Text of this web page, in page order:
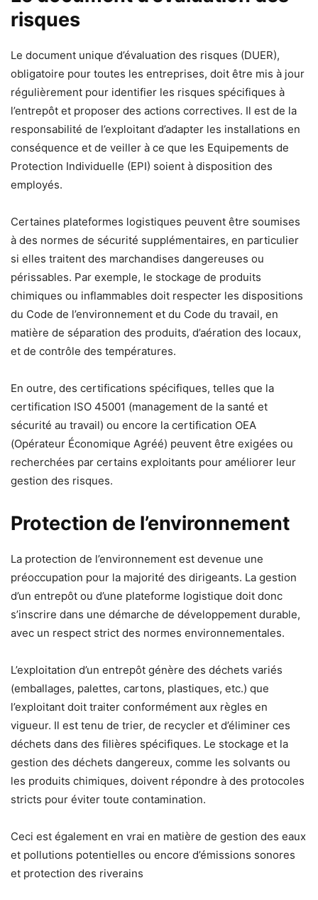
risques
Le document unique d’évaluation des risques (DUER),
obligatoire pour toutes les entreprises, doit être mis à jour
régulièrement pour identifier les risques spécifiques à
l’entrepôt et proposer des actions correctives. Il est de la
responsabilité de l’exploitant d’adapter les installations en
conséquence et de veiller à ce que les Equipements de
Protection Individuelle (EPI) soient à disposition des
employés.
Certaines plateformes logistiques peuvent être soumises
à des normes de sécurité supplémentaires, en particulier
si elles traitent des marchandises dangereuses ou
périssables. Par exemple, le stockage de produits
chimiques ou inflammables doit respecter les dispositions
du Code de l’environnement et du Code du travail, en
matière de séparation des produits, d’aération des locaux,
et de contrôle des températures.
En outre, des certifications spécifiques, telles que la
certification ISO 45001 (management de la santé et
sécurité au travail) ou encore la certification OEA
(Opérateur Économique Agréé) peuvent être exigées ou
recherchées par certains exploitants pour améliorer leur
gestion des risques.
Protection de l’environnement
La protection de l’environnement est devenue une
préoccupation pour la majorité des dirigeants. La gestion
d’un entrepôt ou d’une plateforme logistique doit donc
s’inscrire dans une démarche de développement durable,
avec un respect strict des normes environnementales.
L’exploitation d’un entrepôt génère des déchets variés
(emballages, palettes, cartons, plastiques, etc.) que
l’exploitant doit traiter conformément aux règles en
vigueur. Il est tenu de trier, de recycler et d’éliminer ces
déchets dans des filières spécifiques. Le stockage et la
gestion des déchets dangereux, comme les solvants ou
les produits chimiques, doivent répondre à des protocoles
stricts pour éviter toute contamination.
Ceci est également en vrai en matière de gestion des eaux
et pollutions potentielles ou encore d’émissions sonores
et protection des riverains